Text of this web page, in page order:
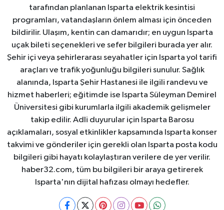
tarafından planlanan Isparta elektrik kesintisi
programları, vatandaşların önlem alması için önceden
bildirilir. Ulaşım, kentin can damarıdır; en uygun Isparta
uçak bileti seçenekleri ve sefer bilgileri burada yer alır.
Şehir içi veya şehirlerarası seyahatler için Isparta yol tarifi
araçları ve trafik yoğunluğu bilgileri sunulur. Sağlık
alanında, Isparta Şehir Hastanesi ile ilgili randevu ve
hizmet haberleri; eğitimde ise Isparta Süleyman Demirel
Üniversitesi gibi kurumlarla ilgili akademik gelişmeler
takip edilir. Adli duyurular için Isparta Barosu
açıklamaları, sosyal etkinlikler kapsamında Isparta konser
takvimi ve gönderiler için gerekli olan Isparta posta kodu
bilgileri gibi hayatı kolaylaştıran verilere de yer verilir.
haber32.com, tüm bu bilgileri bir araya getirerek
Isparta'nın dijital hafızası olmayı hedefler.